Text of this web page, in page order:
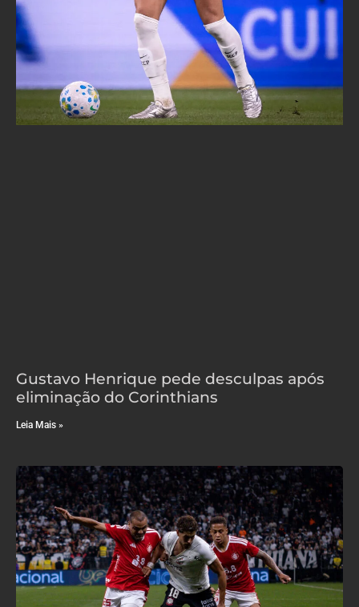
Gustavo Henrique pede desculpas após
eliminação do Corinthians
Leia Mais »